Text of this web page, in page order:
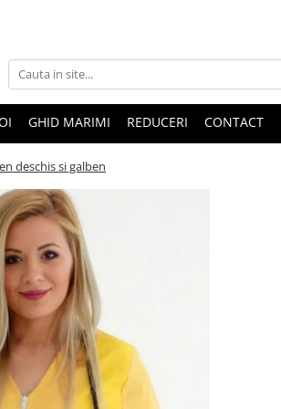
GHID MARIMI REDUCERI CONTACT
deschis si galben